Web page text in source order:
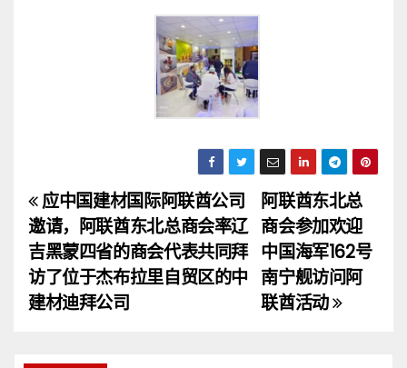
文
章
导
阿联酋东北总
商会参加欢迎
中国海军162号
南宁舰访问阿
联酋活动
应中国建材国际阿联酋公司
邀请，阿联酋东北总商会率辽
吉黑蒙四省的商会代表共同拜
访了位于杰布拉里自贸区的中
建材迪拜公司